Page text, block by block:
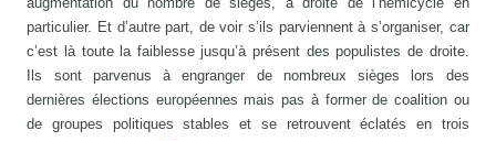
particulier. Et d’autre part, de voir s’ils parviennent à s’organiser, car
c’est là toute la faiblesse jusqu’à présent des populistes de droite.
Ils sont parvenus à engranger de nombreux sièges lors des
dernières élections européennes mais pas à former de coalition ou
de groupes politiques stables et se retrouvent éclatés en trois